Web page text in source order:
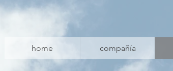
home compañía